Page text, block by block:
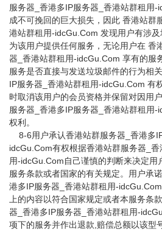
服务器_香港多IP服务器_香港站群租用-
成不可挽回的巨大损失，因此 香港站群
港站群租用-idcGu.Com 发现用户有涉
为该用户提供任何服务，无论用户在 香
器_香港站群租用-idcGu.Com 享有的服
服务是否直接与发送垃圾邮件的行为相
IP服务器_香港站群租用-idcGu.Com 有
时取消该用户的会员资格并保留对因用
服务器_香港多IP服务器_香港站群租用-
权利。
8-6用户承认香港站群服务器_香港多
idcGu.Com有权根据香港站群服务器_
用-idcGu.Com自己谨慎的判断来决定用
服务条款或者国家的有关规定。用户承
港多IP服务器_香港站群租用-
上的内容以符合国家规定或者本服务条
器_香港多IP服务器_香港站群租用-
项下的服务并作出退款,赔偿总额以该型